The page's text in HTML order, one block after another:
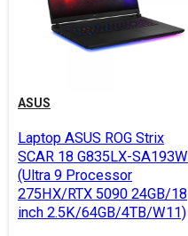
ASUS
Laptop ASUS ROG Strix
SCAR 18 G835LX-SA193W
(Ultra 9 Processor
275HX/RTX 5090 24GB/18
inch 2.5K/64GB/4TB/W11)